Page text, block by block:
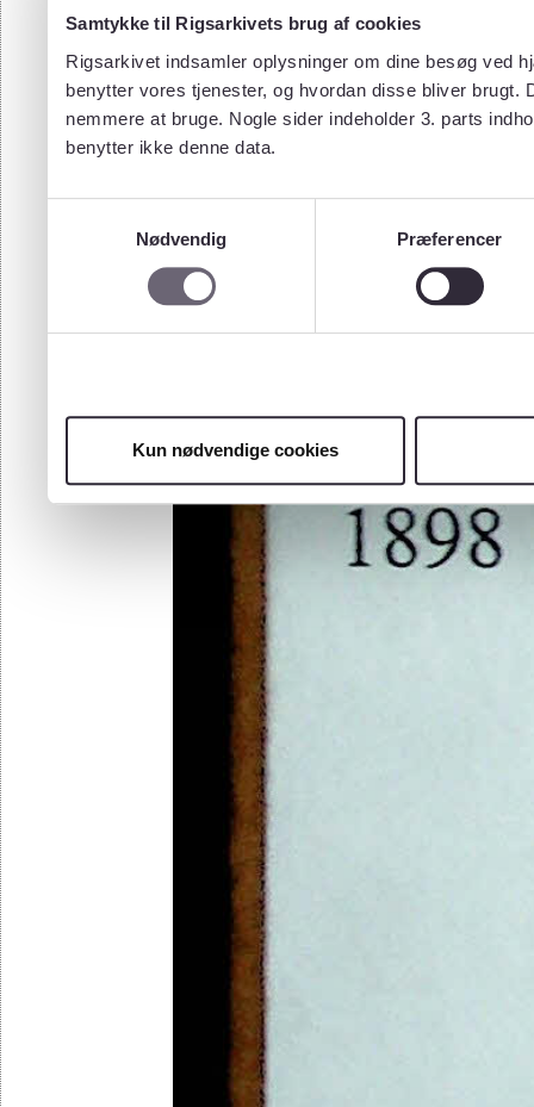
Samtykke til Rigsarkivets brug af cookies
Rigsarkivet indsamler oplysninger om dine besøg ved
benytter vores tjenester, og hvordan disse bliver
nemmere at bruge. Nogle sider indeholder 3. parts
benytter ikke denne data.
Nødvendig
Præferencer
Kun nødvendige cookies